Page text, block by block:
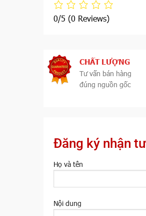
0/5 (0 Reviews)
CHẤT LƯỢNG
Tư vấn bán hàng
đúng nguồn gốc
Đăng ký nhận
Họ và tên
Nội dung